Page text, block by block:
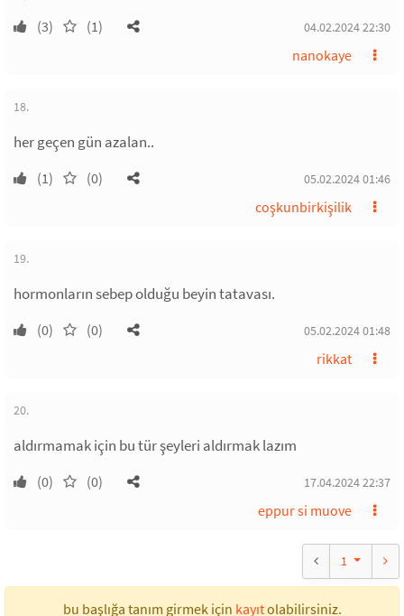
(3) (1) 04.02.2024 22:30
nanokaye
18.
her geçen gün azalan..
(1) (0) 05.02.2024 01:46
coşkunbirkişilik
19.
hormonların sebep olduğu beyin tatavası.
(0) (0) 05.02.2024 01:48
rikkat
20.
aldırmamak için bu tür şeyleri aldırmak lazım
(0) (0) 17.04.2024 22:37
eppur si muove
1
bu başlığa tanım girmek için kayıtolabilirsiniz.